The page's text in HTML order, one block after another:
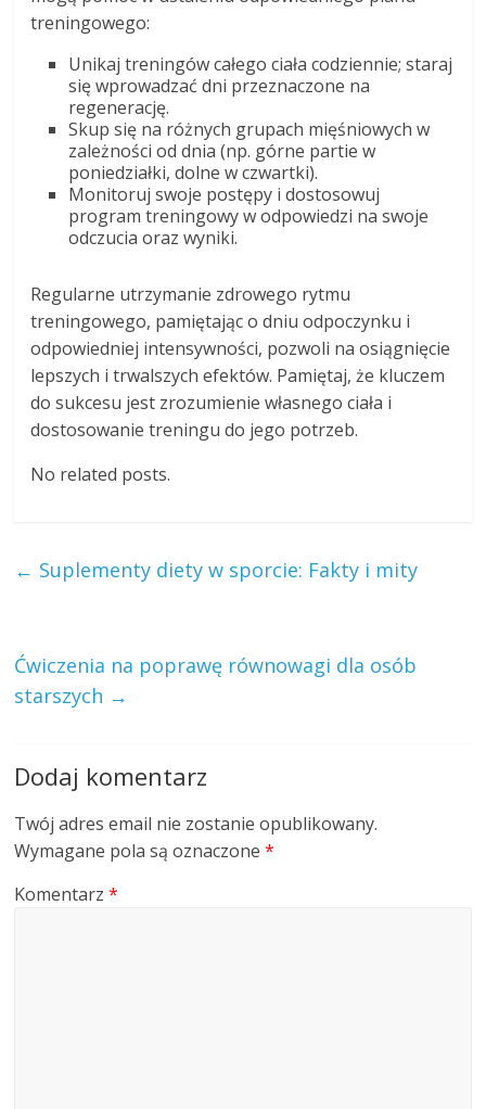
treningowego:
Unikaj treningów całego ciała codziennie; staraj
się wprowadzać dni przeznaczone na
regenerację.
Skup się na różnych grupach mięśniowych w
zależności od dnia (np. górne partie w
poniedziałki, dolne w czwartki).
Monitoruj swoje postępy i dostosowuj
program treningowy w odpowiedzi na swoje
odczucia oraz wyniki.
Regularne utrzymanie zdrowego rytmu
treningowego, pamiętając o dniu odpoczynku i
odpowiedniej intensywności, pozwoli na osiągnięcie
lepszych i trwalszych efektów. Pamiętaj, że kluczem
do sukcesu jest zrozumienie własnego ciała i
dostosowanie treningu do jego potrzeb.
No related posts.
← Suplementy diety w sporcie: Fakty i mity
Ćwiczenia na poprawę równowagi dla osób
starszych →
Dodaj komentarz
Twój adres email nie zostanie opublikowany.
Wymagane pola są oznaczone*
Komentarz*